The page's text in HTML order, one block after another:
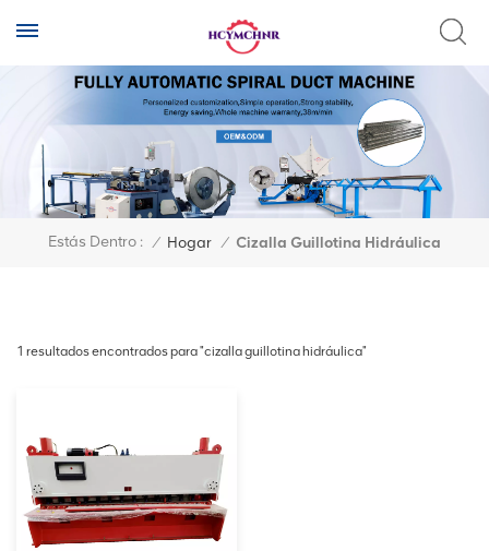
Estás Dentro : / Hogar / Cizalla Guillotina Hidráulica
1 resultados encontrados para "cizalla guillotina hidráulica"